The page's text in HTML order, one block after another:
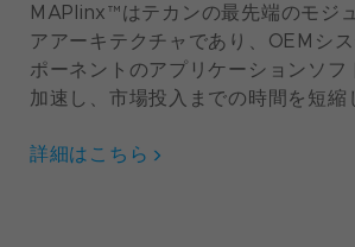
MAPlinx™はテカンの最先端のモジ
アアーキテクチャであり、OEMシ
ポーネントのアプリケーションソフ
加速し、市場投入までの時間を短縮
詳細はこちら